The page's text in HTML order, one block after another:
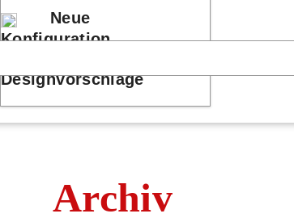
Neue
Konfiguration
Designvorschläge
Archiv